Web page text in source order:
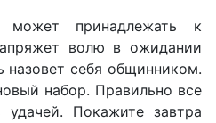
принадлежать к
волю в ожидании
назовет себя общинником.
набор. Правильно все
удачей. Покажите завтра